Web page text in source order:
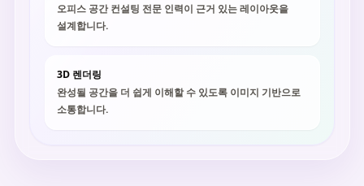
오피스 공간 컨설팅 전문 인력이 근거 있는 레이아웃을
설계합니다.
3D 렌더링
완성될 공간을 더 쉽게 이해할 수 있도록 이미지 기반으로
소통합니다.